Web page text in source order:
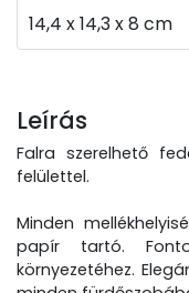
14,4 x 14,3 x 8 cm
Leírás
Falra szerelhető
felülettel.
Minden
papír tartó.
környezetéhez.